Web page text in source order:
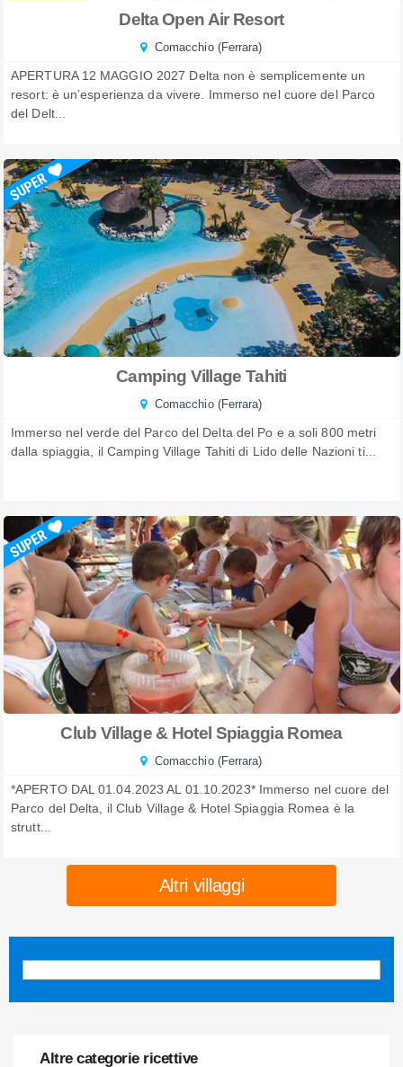
Delta Open Air Resort
Comacchio (Ferrara)
APERTURA 12 MAGGIO 2027 Delta non è semplicemente un
resort: è un’esperienza da vivere. Immerso nel cuore del Parco
del Delt...
Camping Village Tahiti
Comacchio (Ferrara)
Immerso nel verde del Parco del Delta del Po e a soli 800 metri
dalla spiaggia, il Camping Village Tahiti di Lido delle Nazioni ti...
Club Village & Hotel Spiaggia Romea
Comacchio (Ferrara)
*APERTO DAL 01.04.2023 AL 01.10.2023* Immerso nel cuore del
Parco del Delta, il Club Village & Hotel Spiaggia Romea è la
strutt...
Altri villaggi
Altre categorie ricettive